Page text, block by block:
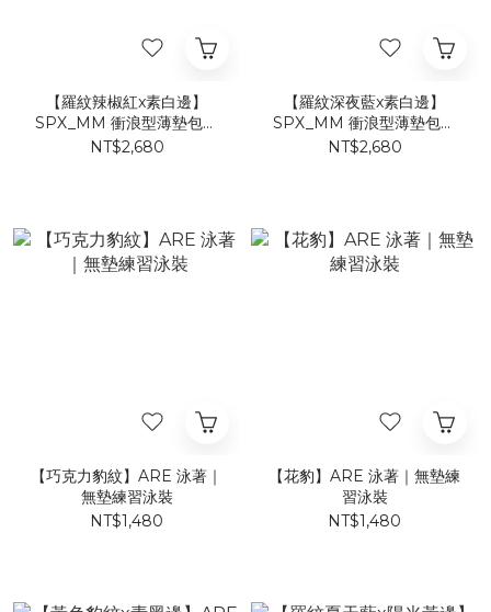
【羅紋辣椒紅x素白邊】
SPX_MM 衝浪型薄墊包臀
連身泳裝
NT$2,680
【羅紋深夜藍x素白邊】
SPX_MM 衝浪型薄墊包臀
連身泳裝
NT$2,680
【巧克力豹紋】ARE 泳著｜
無墊練習泳裝
NT$1,480
【花豹】ARE 泳著｜無墊練
習泳裝
NT$1,480